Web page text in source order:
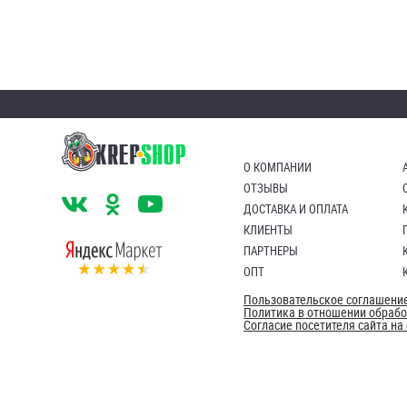
Стопорные кольца
Хомуты
Шайбы
О КОМПАНИИ
ОТЗЫВЫ
ДОСТАВКА И ОПЛАТА
КЛИЕНТЫ
ПАРТНЕРЫ
ОПТ
Пользовательское
Политика в отношении
Согласие посетителя сайта